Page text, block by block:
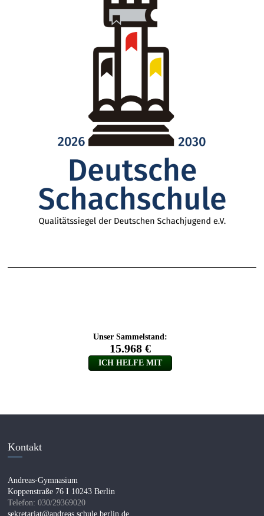
Kontakt
Andreas-Gymnasium
Koppenstraße 76 I 10243 Berlin
Telefon: 030/29369020
sekretariat@andreas.schule.berlin.de